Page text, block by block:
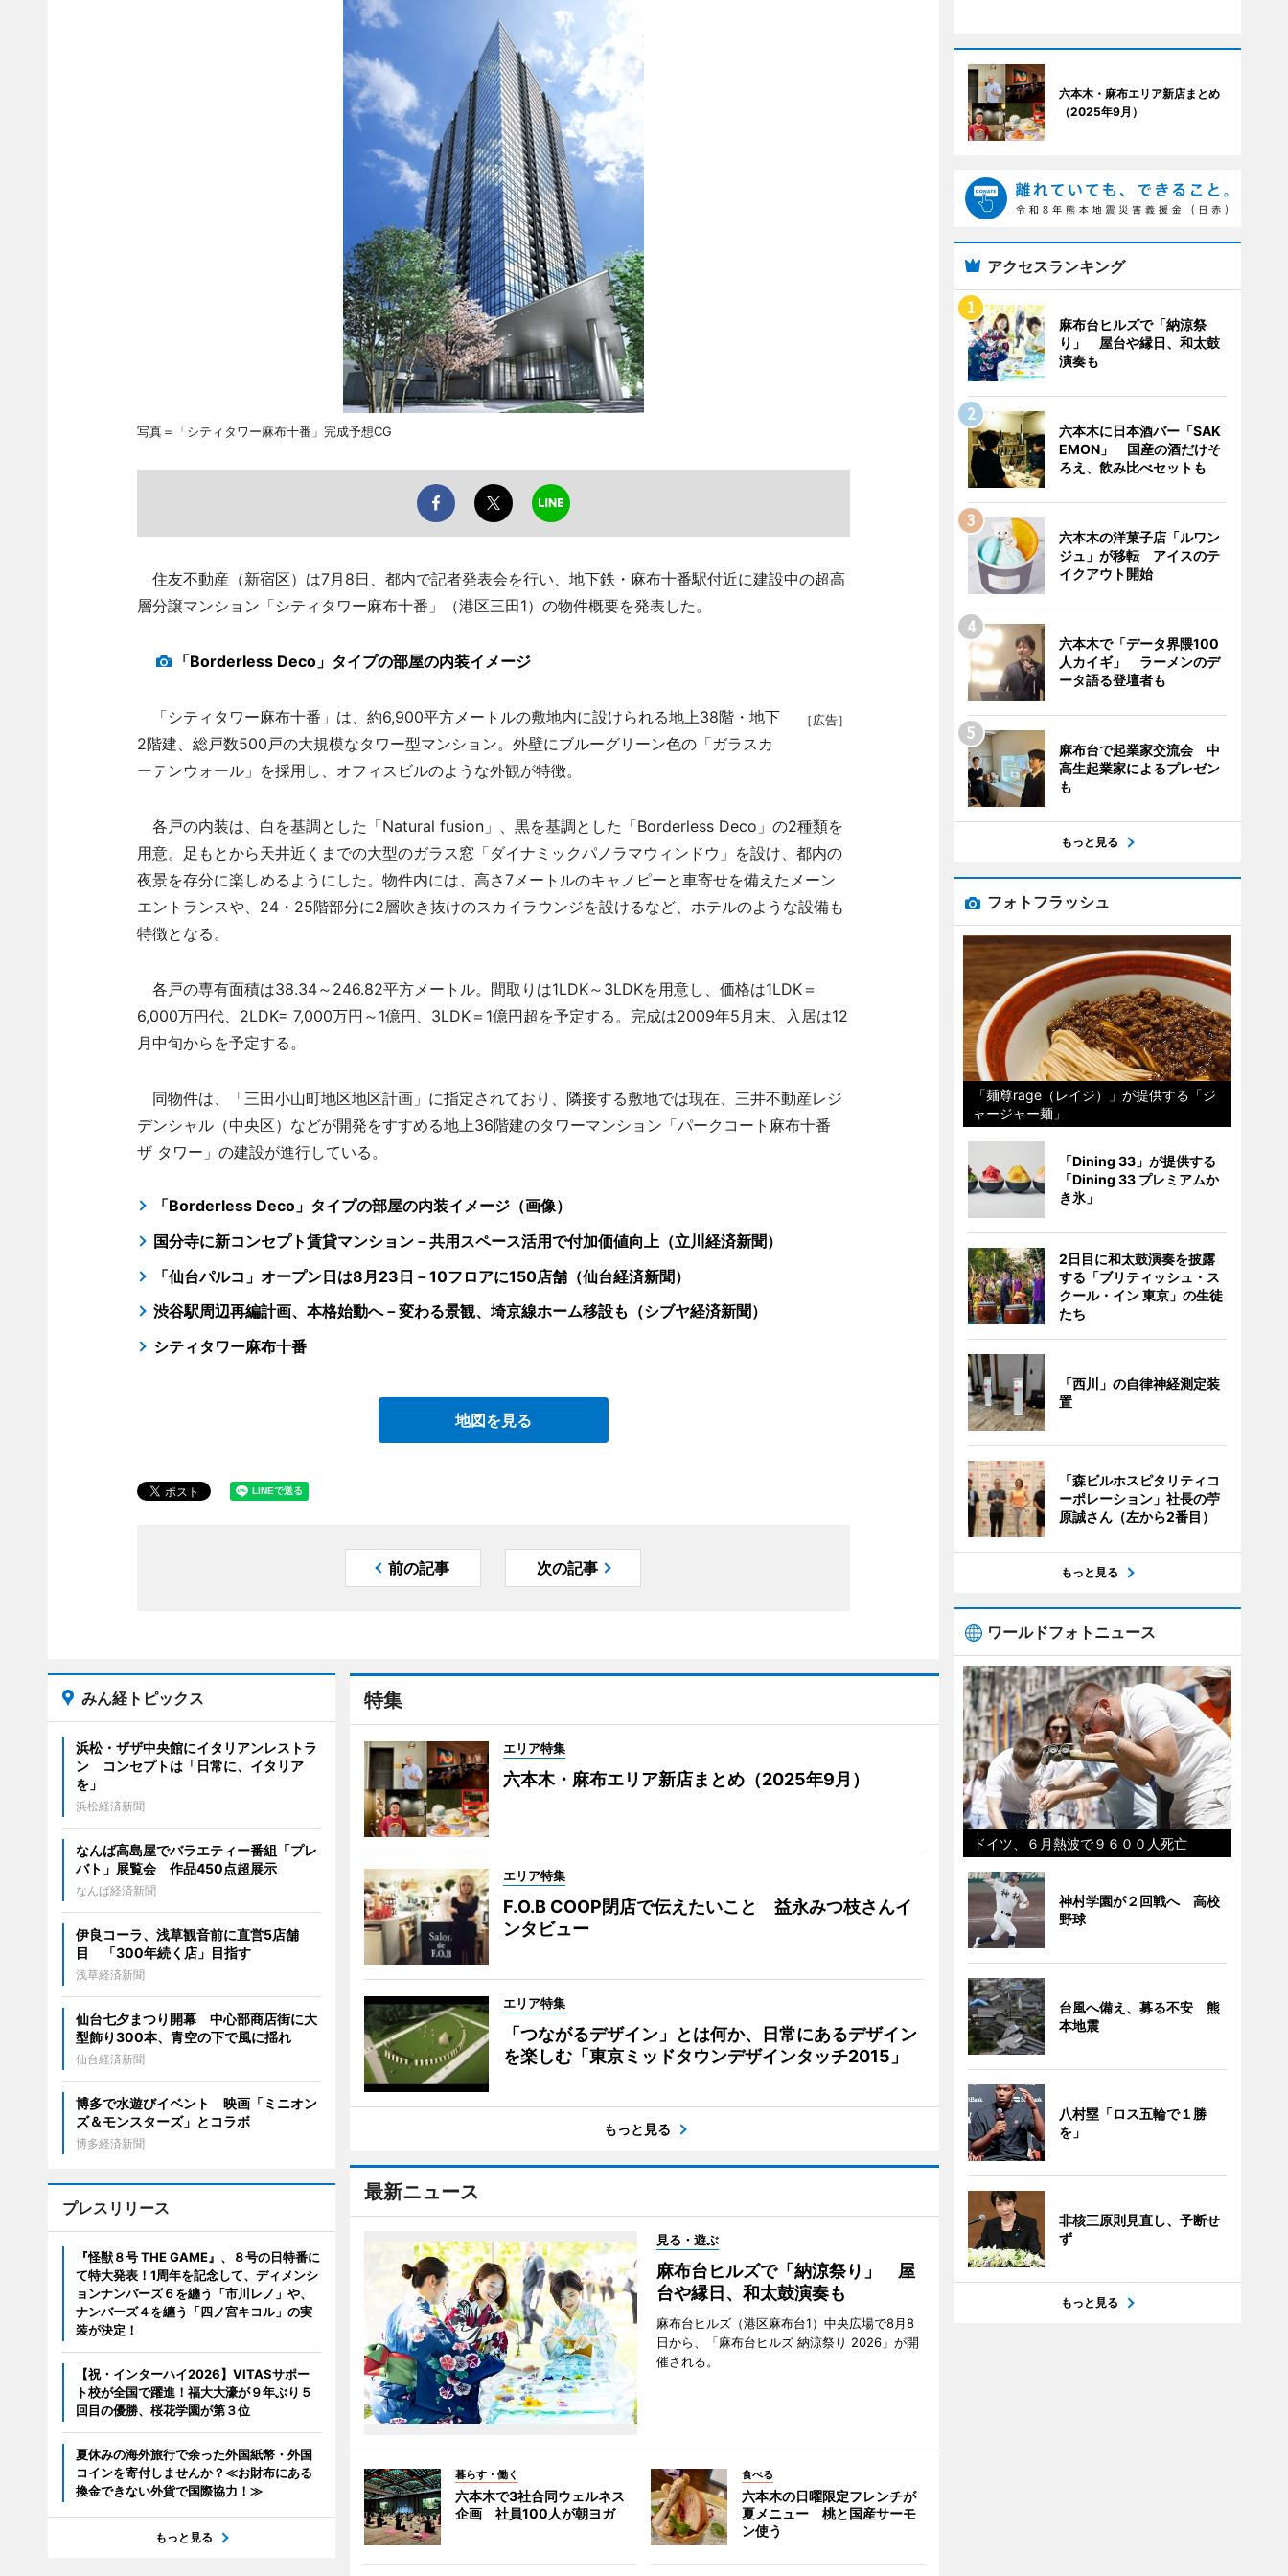
写真＝「シティタワー麻布十番」完成予想CG
住友不動産（新宿区）は7月8日、都内で記者発表会を行い、地下鉄・麻布十番駅付近に建設中の超高
層分譲マンション「シティタワー麻布十番」（港区三田1）の物件概要を発表した。
「Borderless Deco」タイプの部屋の内装イメージ
［広告］
「シティタワー麻布十番」は、約6,900平方メートルの敷地内に設けられる地上38階・地下
2階建、総戸数500戸の大規模なタワー型マンション。外壁にブルーグリーン色の「ガラスカ
ーテンウォール」を採用し、オフィスビルのような外観が特徴。
各戸の内装は、白を基調とした「Natural fusion」、黒を基調とした「Borderless Deco」の2種類を
用意。足もとから天井近くまでの大型のガラス窓「ダイナミックパノラマウィンドウ」を設け、都内の
夜景を存分に楽しめるようにした。物件内には、高さ7メートルのキャノピーと車寄せを備えたメーン
エントランスや、24・25階部分に2層吹き抜けのスカイラウンジを設けるなど、ホテルのような設備も
特徴となる。
各戸の専有面積は38.34～246.82平方メートル。間取りは1LDK～3LDKを用意し、価格は1LDK＝
6,000万円代、2LDK= 7,000万円～1億円、3LDK＝1億円超を予定する。完成は2009年5月末、入居は12
月中旬からを予定する。
同物件は、「三田小山町地区地区計画」に指定されており、隣接する敷地では現在、三井不動産レジ
デンシャル（中央区）などが開発をすすめる地上36階建のタワーマンション「パークコート麻布十番
ザ タワー」の建設が進行している。
「Borderless Deco」タイプの部屋の内装イメージ（画像）
国分寺に新コンセプト賃貸マンション－共用スペース活用で付加価値向上（立川経済新聞）
「仙台パルコ」オープン日は8月23日－10フロアに150店舗（仙台経済新聞）
渋谷駅周辺再編計画、本格始動へ－変わる景観、埼京線ホーム移設も（シブヤ経済新聞）
シティタワー麻布十番
地図を見る
前の記事 次の記事
特集
エリア特集
六本木・麻布エリア新店まとめ（2025年9月）
エリア特集
F.O.B COOP閉店で伝えたいこと 益永みつ枝さんイ
ンタビュー
エリア特集
「つながるデザイン」とは何か、日常にあるデザイン
を楽しむ「東京ミッドタウンデザインタッチ2015」
もっと見る
最新ニュース
見る・遊ぶ
麻布台ヒルズで「納涼祭り」 屋
台や縁日、和太鼓演奏も
麻布台ヒルズ（港区麻布台1）中央広場で8月8
日から、「麻布台ヒルズ 納涼祭り 2026」が開
催される。
暮らす・働く
六本木で3社合同ウェルネス
企画 社員100人が朝ヨガ
食べる
六本木の日曜限定フレンチが
夏メニュー 桃と国産サーモ
ン使う
みん経トピックス
浜松・ザザ中央館にイタリアンレストラ
ン コンセプトは「日常に、イタリア
を」
浜松経済新聞
なんば高島屋でバラエティー番組「プレ
バト」展覧会 作品450点超展示
なんば経済新聞
伊良コーラ、浅草観音前に直営5店舗
目 「300年続く店」目指す
浅草経済新聞
仙台七夕まつり開幕 中心部商店街に大
型飾り300本、青空の下で風に揺れ
仙台経済新聞
博多で水遊びイベント 映画「ミニオン
ズ＆モンスターズ」とコラボ
博多経済新聞
プレスリリース
『怪獣８号 THE GAME』、８号の日特番に
て特大発表！1周年を記念して、ディメンシ
ョンナンバーズ６を纏う「市川レノ」や、
ナンバーズ４を纏う「四ノ宮キコル」の実
装が決定！
【祝・インターハイ2026】VITASサポー
ト校が全国で躍進！福大大濠が９年ぶり５
回目の優勝、桜花学園が第３位
夏休みの海外旅行で余った外国紙幣・外国
コインを寄付しませんか？≪お財布にある
換金できない外貨で国際協力！≫
もっと見る
六本木・麻布エリア新店まとめ
（2025年9月）
アクセスランキング
麻布台ヒルズで「納涼祭
り」 屋台や縁日、和太鼓
演奏も
六本木に日本酒バー「SAK
EMON」 国産の酒だけそ
ろえ、飲み比べセットも
六本木の洋菓子店「ルワン
ジュ」が移転 アイスのテ
イクアウト開始
六本木で「データ界隈100
人カイギ」 ラーメンのデ
ータ語る登壇者も
麻布台で起業家交流会 中
高生起業家によるプレゼン
も
もっと見る
フォトフラッシュ
「麺尊rage（レイジ）」が提供する「ジ
ャージャー麺」
「Dining 33」が提供する
「Dining 33 プレミアムか
き氷」
2日目に和太鼓演奏を披露
する「ブリティッシュ・ス
クール・イン 東京」の生徒
たち
「西川」の自律神経測定装
置
「森ビルホスピタリティコ
ーポレーション」社長の苧
原誠さん（左から2番目）
もっと見る
ワールドフォトニュース
ドイツ、６月熱波で９６００人死亡
神村学園が２回戦へ 高校
野球
台風へ備え、募る不安 熊
本地震
八村塁「ロス五輪で１勝
を」
非核三原則見直し、予断せ
ず
もっと見る